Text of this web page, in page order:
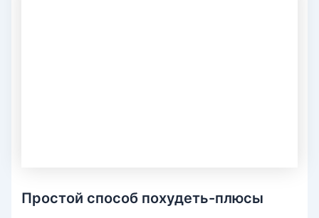
Простой способ похудеть-плюсы